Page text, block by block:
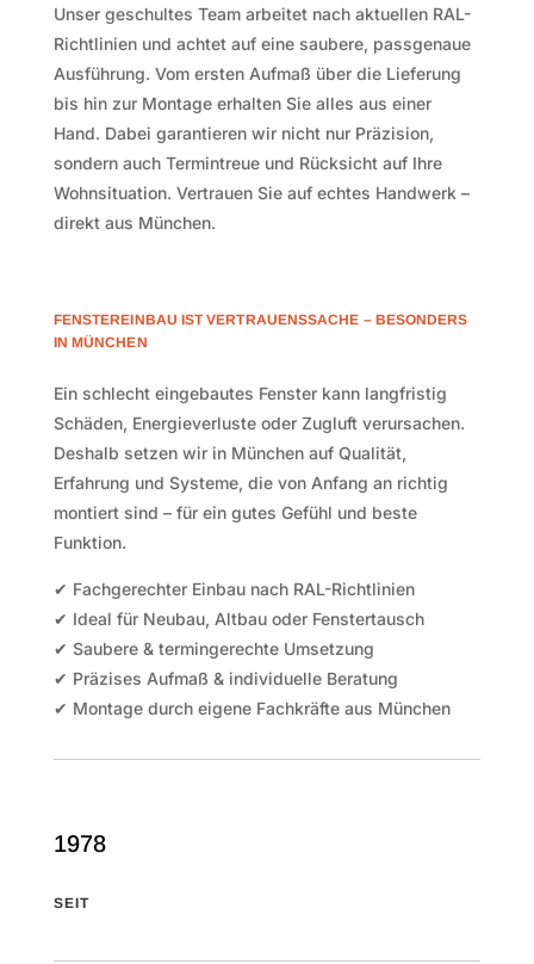
Unser geschultes Team arbeitet nach aktuellen RAL-
Richtlinien und achtet auf eine saubere, passgenaue
Ausführung. Vom ersten Aufmaß über die Lieferung
bis hin zur Montage erhalten Sie alles aus einer
Hand. Dabei garantieren wir nicht nur Präzision,
sondern auch Termintreue und Rücksicht auf Ihre
Wohnsituation. Vertrauen Sie auf echtes Handwerk –
direkt aus München.
FENSTEREINBAU IST VERTRAUENSSACHE – BESONDERS
IN MÜNCHEN
Ein schlecht eingebautes Fenster kann langfristig
Schäden, Energieverluste oder Zugluft verursachen.
Deshalb setzen wir in München auf Qualität,
Erfahrung und Systeme, die von Anfang an richtig
montiert sind – für ein gutes Gefühl und beste
Funktion.
✔ Fachgerechter Einbau nach RAL-Richtlinien
✔ Ideal für Neubau, Altbau oder Fenstertausch
✔ Saubere & termingerechte Umsetzung
✔ Präzises Aufmaß & individuelle Beratung
✔ Montage durch eigene Fachkräfte aus München
1978
SEIT